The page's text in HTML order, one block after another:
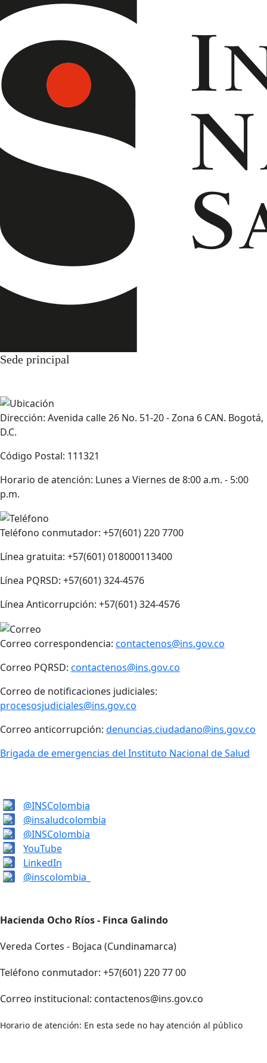
Sede principal
Dirección: Avenida calle 26 No. 51-20 - Zona 6 CAN. Bogotá,
D.C.
Código Postal: 111321
Horario de atención: Lunes a Viernes de 8:00 a.m. - 5:00
p.m.
Teléfono conmutador: +57(601) 220 7700
Línea gratuita: +57(601) 018000113400
Línea PQRSD: +57(601) 324-4576
Línea Anticorrupción: +57(601) 324-4576
Correo correspondencia: contactenos@ins.gov.co
Correo PQRSD: contactenos@ins.gov.co
Correo de notificaciones judiciales:
procesosjudiciales@ins.gov.co
Correo anticorrupción: denuncias.ciudadano@ins.gov.co
Brigada de emergencias del Instituto Nacional de Salud
@INSColombia
@insaludcolombia
@INSColombia
YouTube
LinkedIn
@inscolombia_
Hacienda Ocho Ríos - Finca Galindo
Vereda Cortes - Bojaca (Cundinamarca)
Teléfono conmutador: +57(601) 220 77 00
Correo institucional: contactenos@ins.gov.co
Horario de atención: En esta sede no hay atención al público